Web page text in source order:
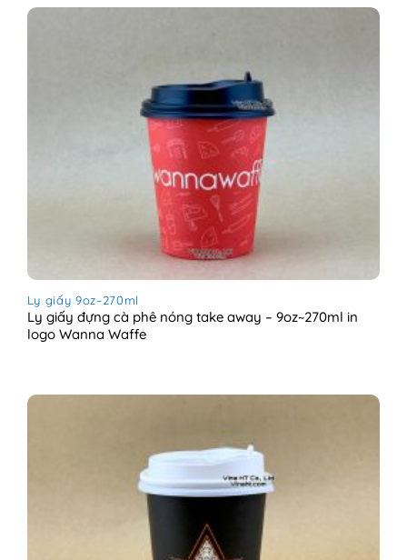
Ly giấy 9oz~270ml
Ly giấy đựng cà phê nóng take away – 9oz~270ml in
logo Wanna Waffe